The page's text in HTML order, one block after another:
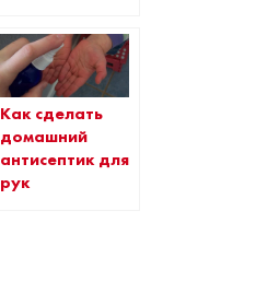
Как сделать
домашний
антисептик для
рук